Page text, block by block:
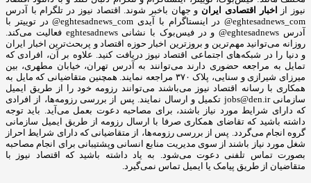
نیوز از اخبار اقتصادی ایران و جهان باخبر شوند. اقتصاد نیوز در تلگرام با آدرس
eghtesadnews_com@ در اینستاگرام با آیدی eghtesadnews_com@ در توییتر با
آدرس eghtesadnews@ و در فیس‌بوک با نشانی eghtesadnews فعالیت می‌کند.
روزانه می‌توانید مهم‌ترین و بروزترین اخبار حوزه اقتصاد و پربحث‌ترین اخبار ایران
و دنیا را در شبکه‌های اجتماعی اقتصاد نیوز دریافت کنید. علاوه بر آن، افرادی که
تمایل به مراجعه حضوری دارند می‌توانند به آدرس تهران، خیابان مطهری، بین
میرزای شیرازی و سنایی، پلاک ۳۷۰ مراجعه نمایند. همچنین متقاضیانی که مایل به
همکاری با رسانه‌ اقتصاد نیوز می‌باشند می‌توانند رزومه خود را از طریق ایمیل
سازمانی jobs@den.ir تکمیل و ارسال نمایند. پس از بررسی رزومه‌ها، از افرادی
که دارای شرایط مورد نیاز باشند، برای مصاحبه دعوت بعمل می‌آید. باید توجه
داشته باشید که تقاضای همکاری صرفا با ارسال رزومه از طریق ایمیل سازمانی
گروه انجام می‌گردد. پس از بررسی رزومه‌ها، از متقاضیانی که دارای شرایط احراز
شغل مورد نیاز باشند از سوی مدیریت منابع انسانی وپشتیبانی برای انجام مصاحبه
بصورت تماس تلفنی دعوت می‌شود. به یاد داشته باشید که اقتصاد نیوز با
متقاضیان از طریق پیامک یا ایمیل تماس نمی‌گیرد.